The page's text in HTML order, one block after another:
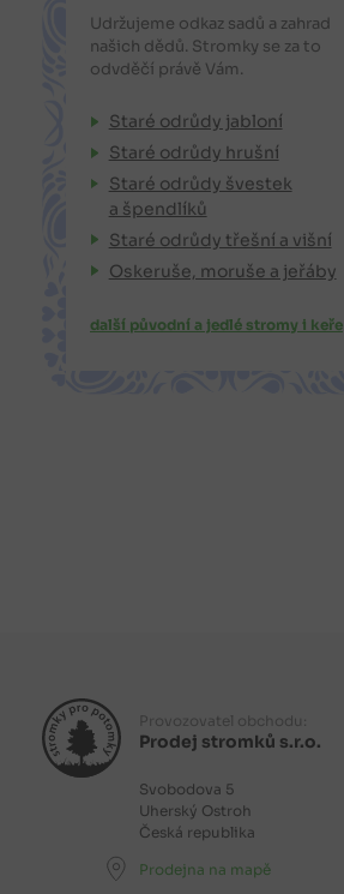
Udržujeme odkaz sadů a zahrad
našich dědů. Stromky se za to
odvděčí právě Vám.
Staré odrůdy jabloní
Staré odrůdy hrušní
Staré odrůdy švestek
a špendlíků
Staré odrůdy třešní a višní
Oskeruše, moruše a jeřáby
další původní a jedlé stromy i keře
Provozovatel obchodu:
Prodej stromků s.r.o.
Svobodova 5
Uherský Ostroh
Česká republika
Prodejna na mapě